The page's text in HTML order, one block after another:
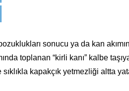
sonucu ya da kan
toplanan “kirli kanı” kalbe
kapakçık yetmezliği altta